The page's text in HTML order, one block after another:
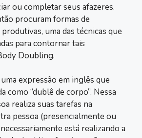
ou completar seus afazeres.
procuram formas de
uma das técnicas que
para contornar tais
Doubling.
expressão em inglês que
como “dublê de corpo”. Nessa
realiza suas tarefas na
pessoa (presencialmente ou
está realizando a